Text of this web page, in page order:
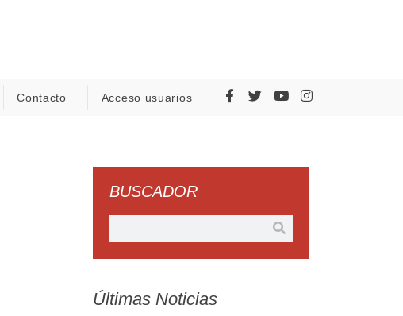
Contacto Acceso usuarios
BUSCADOR
Últimas Noticias